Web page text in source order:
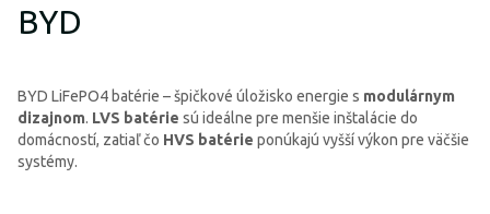
BYD
BYD LiFePO4 batérie – špičkové úložisko energie s modulárnym
dizajnom. LVS batérie sú ideálne pre menšie inštalácie do
domácností, zatiaľ čo HVS batérie ponúkajú vyšší výkon pre väčšie
systémy.